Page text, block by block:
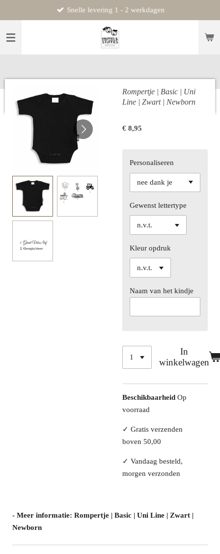
direct
naar
Snelle levering 1 - 2 werkdagen
Rompertje | Basic | Uni
Line | Zwart | Newborn
€ 8,95
Personaliseren
Gewenst lettertype
Kleur opdruk
Naam van het kindje
In
winkelwagen
Beschikbaarheid Op
voorraad
✓ Gratis verzenden
boven 50,00
✓ Vandaag besteld,
morgen verzonden
- Meer informatie: Rompertje | Basic | Uni Line | Zwart |
Newborn